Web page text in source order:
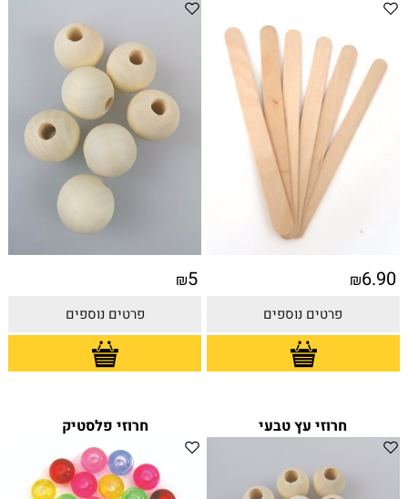
₪6.90
פרטים נוספים
₪5
פרטים נוספים
חרוזי עץ טבעי חרוזי פלסטיק